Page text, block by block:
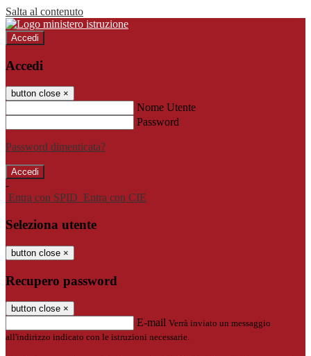
Salta al contenuto
Accedi
Accedi
button close ×
Nome Utente
Password
Password dimenticata?
-
Entra con SPID Entra con CIE
Seleziona utente
button close ×
Recupero password
button close ×
E-mail Verrà inviato un messaggio
all'indirizzo indicato con le istruzioni necessarie.